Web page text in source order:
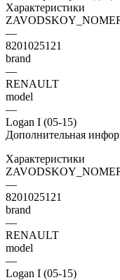
Характеристики
—
8201025121
brand
—
RENAULT
model
—
Logan I (05-15)
Дополнительная
Характеристики
—
8201025121
brand
—
RENAULT
model
—
Logan I (05-15)